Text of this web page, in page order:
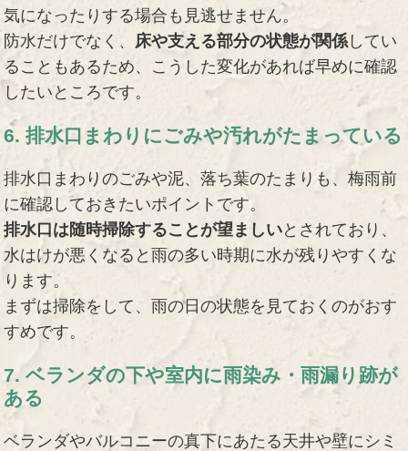
気になったりする場合も見逃せません。
防水だけでなく、 床や支える部分の状態が関係 してい
ることもあるため、こうした変化があれば早めに確認
したいところです。
6. 排水口まわりにごみや汚れがたまっている
排水口まわりのごみや泥、落ち葉のたまりも、梅雨前
に確認しておきたいポイントです。
排水口は随時掃除することが望ましいとされており、
水はけが悪くなると雨の多い時期に水が残りやすくな
ります。
まずは掃除をして、雨の日の状態を見ておくのがおす
すめです。
7. ベランダの下や室内に雨染み・雨漏り跡が
ある
ベランダやバルコニーの真下にあたる天井や壁にシミ